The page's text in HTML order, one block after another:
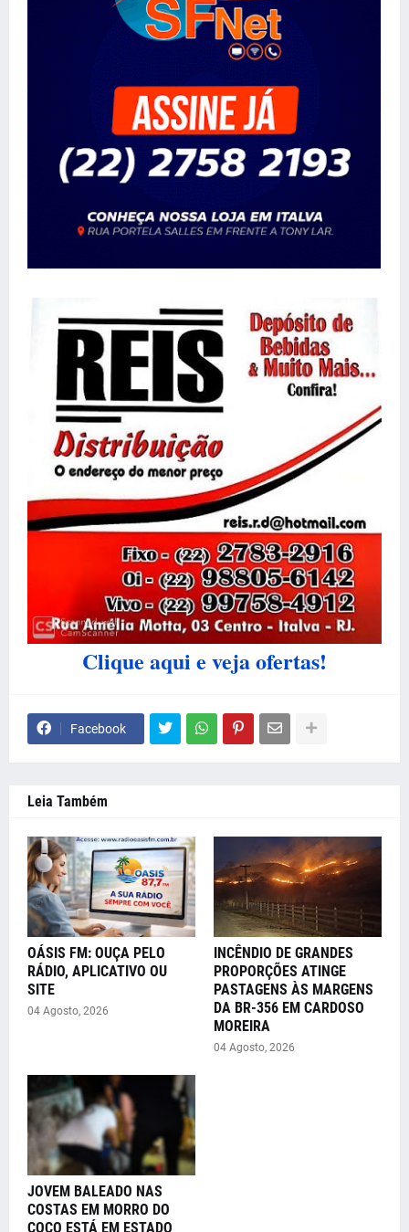
Clique aqui e veja ofertas!
Facebook
Leia Também
OÁSIS FM: OUÇA PELO
RÁDIO, APLICATIVO OU
SITE
04 Agosto, 2026
INCÊNDIO DE GRANDES
PROPORÇÕES ATINGE
PASTAGENS ÀS MARGENS
DA BR-356 EM CARDOSO
MOREIRA
04 Agosto, 2026
JOVEM BALEADO NAS
COSTAS EM MORRO DO
COCO ESTÁ EM ESTADO